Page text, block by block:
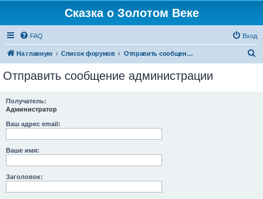
Сказка о Золотом Веке
FAQ Вход
На главную Список форумов Отправить сообщение администрации
Отправить сообщение администрации
Получатель:
Администратор
Ваш адрес email:
Ваше имя:
Заголовок: